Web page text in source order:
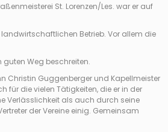
St. Lorenzen/Les. war er auf
Betrieb. Vor allem die
guten Weg beschreiten.
Christin Guggenberger und Kapellmeister
für die vielen Tätigkeiten, die er in der
Verlässlichkeit als auch durch seine
der Vereine einig. Gemeinsam